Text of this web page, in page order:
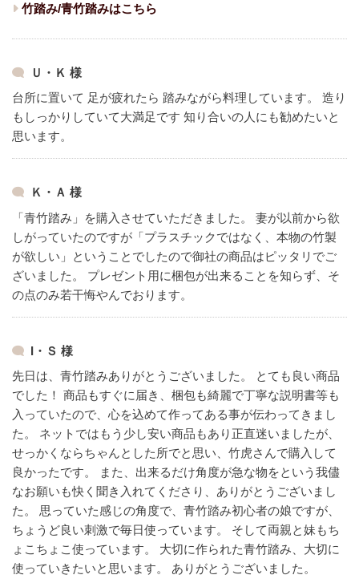
竹踏み/青竹踏みはこちら
Ｕ・Ｋ 様
台所に置いて 足が疲れたら 踏みながら料理しています。
造り
もしっかりしていて大満足です 知り合いの人にも勧めたいと
思います。
Ｋ・Ａ 様
「青竹踏み」を購入させていただきました。
妻が以前から欲
しがっていたのですが「プラスチックではなく、本物の竹製
が欲しい」ということでしたので御社の商品はピッタリでご
ざいました。
プレゼント用に梱包が出来ることを知らず、そ
の点のみ若干悔やんでおります。
I・Ｓ 様
先日は、青竹踏みありがとうございました。
とても良い商品
でした！ 商品もすぐに届き、梱包も綺麗で丁寧な説明書等も
入っていたので、心を込めて作ってある事が伝わってきまし
た。
ネットではもう少し安い商品もあり正直迷いましたが、
せっかくならちゃんとした所でと思い、竹虎さんで購入して
良かったです。
また、出来るだけ角度が急な物をという我儘
なお願いも快く聞き入れてくださり、ありがとうございまし
た。
思っていた感じの角度で、青竹踏み初心者の娘ですが、
ちょうど良い刺激で毎日使っています。
そして両親と妹もち
ょこちょこ使っています。
大切に作られた青竹踏み、大切に
使っていきたいと思います。
ありがとうございました。